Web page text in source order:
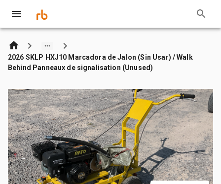
2026 SKLP HXJ10 Marcadora de Jalon (Sin Usar) / Walk
Behind Panneaux de signalisation (Unused)